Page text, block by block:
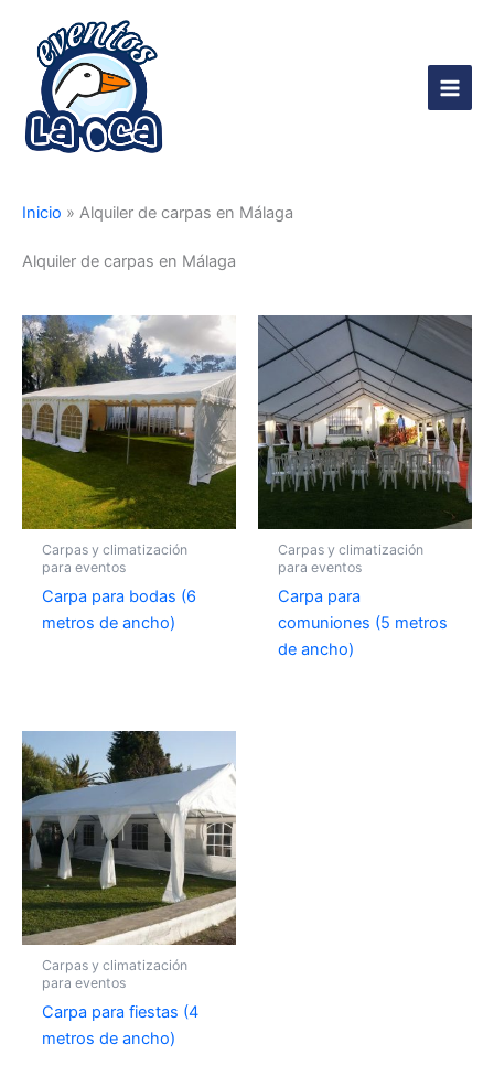
contenido
Main
Inicio » Alquiler de carpas en Málaga
Alquiler de carpas en Málaga
Carpas y climatización
para eventos
Carpa para bodas (6
metros de ancho)
Carpas y climatización
para eventos
Carpa para
comuniones (5 metros
de ancho)
Carpas y climatización
para eventos
Carpa para fiestas (4
metros de ancho)